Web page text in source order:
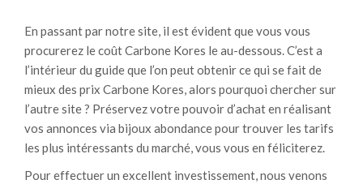
En passant par notre site, il est évident que vous vous
procurerez le coût Carbone Kores le au-dessous. C’est a
l’intérieur du guide que l’on peut obtenir ce qui se fait de
mieux des prix Carbone Kores, alors pourquoi chercher sur
l’autre site ? Préservez votre pouvoir d’achat en réalisant
vos annonces via bijoux abondance pour trouver les tarifs
les plus intéressants du marché, vous vous en féliciterez.
Pour effectuer un excellent investissement, nous venons